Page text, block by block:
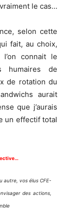
le cas…
selon cette
fait, au choix,
connait le
humaires de
de rotation du
aurait
que j’aurais
un effectif total
autre, vos élus CFE-
des actions,